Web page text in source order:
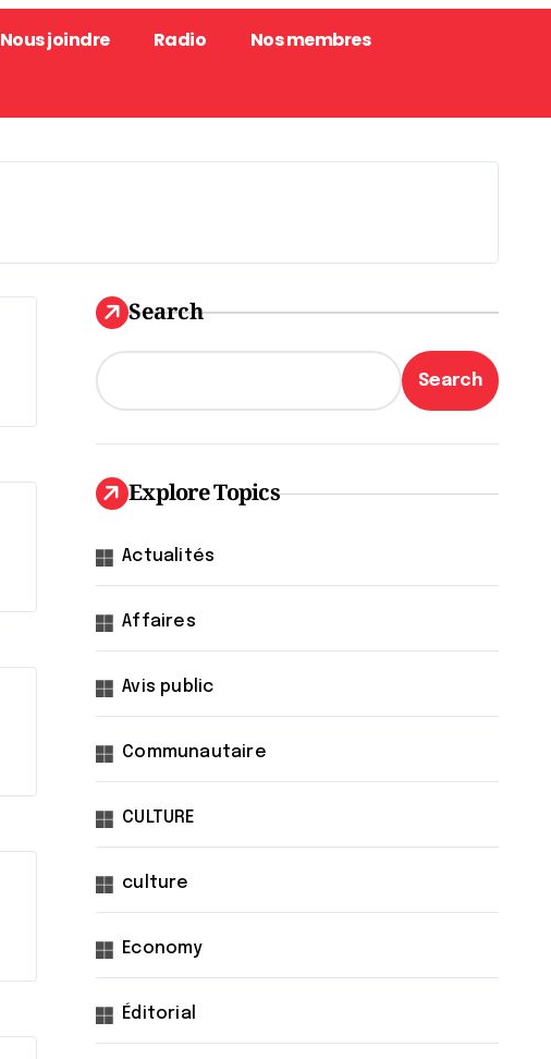
Nous joindre Radio
Nos membres
Search
Search
Explore Topics
Actualités
Affaires
Avis public
Communautaire
CULTURE
culture
Economy
Éditorial